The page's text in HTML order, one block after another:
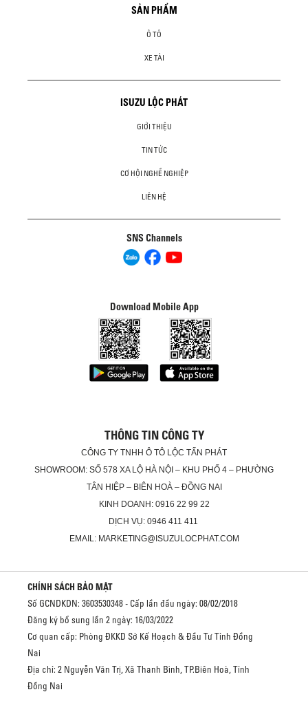
SẢN PHẨM
Ô TÔ
XE TẢI
ISUZU LỘC PHÁT
GIỚI THIỆU
TIN TỨC
CƠ HỘI NGHỀ NGHIỆP
LIÊN HỆ
SNS Channels
Download Mobile App
THÔNG TIN CÔNG TY
CÔNG TY TNHH Ô TÔ LỘC TẤN PHÁT
SHOWROOM: SỐ 578 XA LỘ HÀ NỘI – KHU PHỐ 4 – PHƯỜNG
TÂN HIỆP – BIÊN HOÀ – ĐỒNG NAI
KINH DOANH: 0916 22 99 22
DỊCH VỤ: 0946 411 411
EMAIL: MARKETING@ISUZULOCPHAT.COM
CHÍNH SÁCH BẢO MẬT
Số GCNDKDN: 3603530348 - Cấp lần đầu ngày: 08/02/2018
Đăng ký bổ sung lần 2 ngày: 16/03/2022
Cơ quan cấp: Phòng ĐKKD Sở Kế Hoạch & Đầu Tư Tỉnh Đồng
Nai
Địa chỉ: 2 Nguyễn Văn Trị, Xã Thanh Bình, TP.Biên Hoà, Tỉnh
Đồng Nai